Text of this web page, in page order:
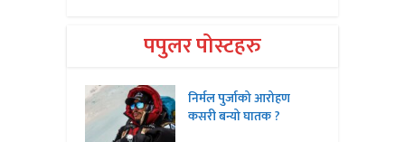
पपुलर पोस्टहरु
निर्मल पुर्जाको आरोहण
कसरी बन्यो घातक ?